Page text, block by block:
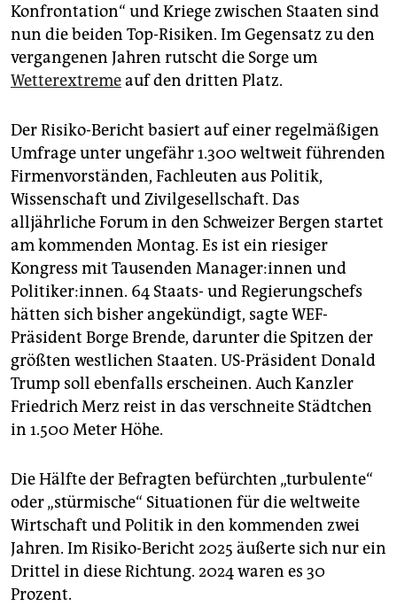
Konfrontation“ und Kriege zwischen Staaten sind
nun die beiden Top-Risiken. Im Gegensatz zu den
vergangenen Jahren rutscht die Sorge um
Wetterextremeauf den dritten Platz.
Der Risiko-Bericht basiert auf einer regelmäßigen
Umfrage unter ungefähr 1.300 weltweit führenden
Firmenvorständen, Fachleuten aus Politik,
Wissenschaft und Zivilgesellschaft. Das
alljährliche Forum in den Schweizer Bergen startet
am kommenden Montag. Es ist ein riesiger
Kongress mit Tausenden Ma­na­ge­r:in­nen und
Politiker:innen. 64 Staats- und Regierungschefs
hätten sich bisher angekündigt, sagte WEF-
Präsident Borge Brende, darunter die Spitzen der
größten westlichen Staaten. US-Präsident Donald
Trump soll ebenfalls erscheinen. Auch Kanzler
Friedrich Merz reist in das verschneite Städtchen
in 1.500 Meter Höhe.
Die Hälfte der Befragten befürchten „turbulente“
oder „stürmische“ Situationen für die weltweite
Wirtschaft und Politik in den kommenden zwei
Jahren. Im Risiko-Bericht 2025 äußerte sich nur ein
Drittel in diese Richtung. 2024 waren es 30
Prozent.